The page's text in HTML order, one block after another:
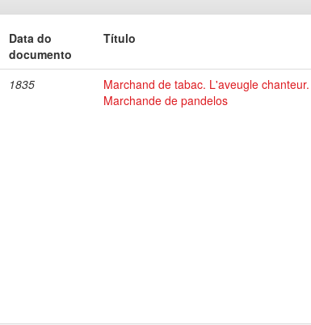
Data do
documento
Título
1835
Marchand de tabac. L'aveugle chanteur.
Marchande de pandelos